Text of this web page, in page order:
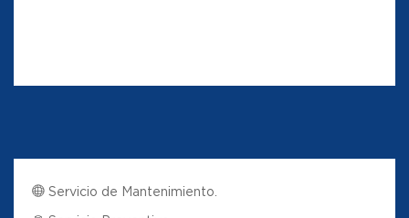
Servicio de Mantenimiento.